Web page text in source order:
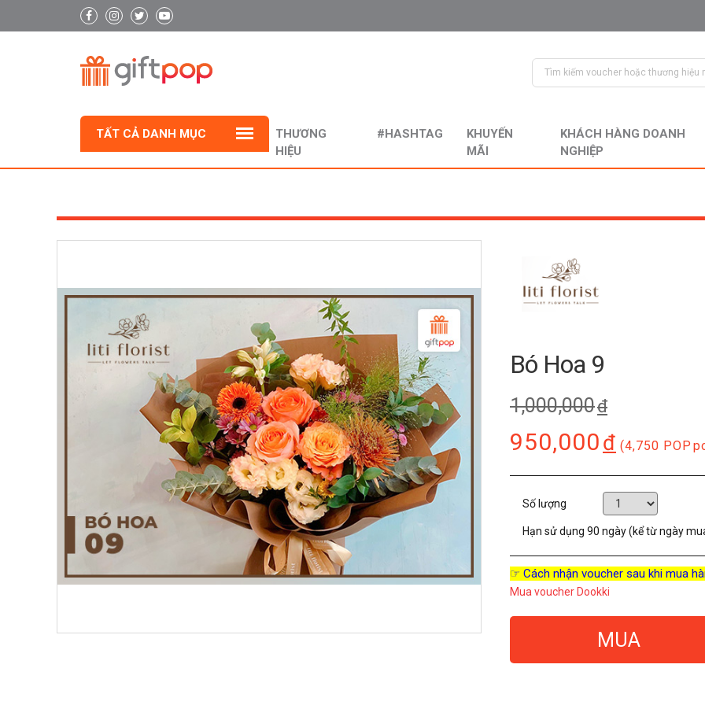
TẤT CẢ DANH MỤC
THƯƠNG
HIỆU
#HASHTAG
KHUYẾN
MÃI
KHÁCH HÀNG DOANH
NGHIỆP
Bó Hoa 9
1,000,000đ
950,000đ (4,750 POP
Số lượng
Hạn sử dụng 90 ngày (kể từ ngày
☞ Cách nhận voucher sau khi mua
Mua voucher Dookki
MUA